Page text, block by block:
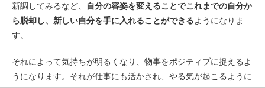
新調してみるなど、
自分の容姿を変えることでこれまでの自分か
ら脱却し、新しい自分を手に入れることができるようになりま
す。
それによって気持ちが明るくなり、物事をポジティブに捉えるよ
うになります。それが仕事にも活かされ、やる気が起こるように